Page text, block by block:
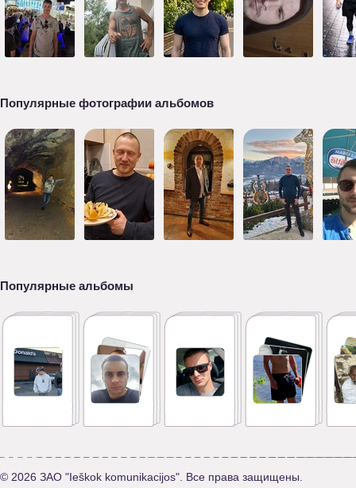
Популярные фотографии альбомов
Популярные альбомы
© 2026 ЗАО "Ieškok komunikacijos". Все права защищены.